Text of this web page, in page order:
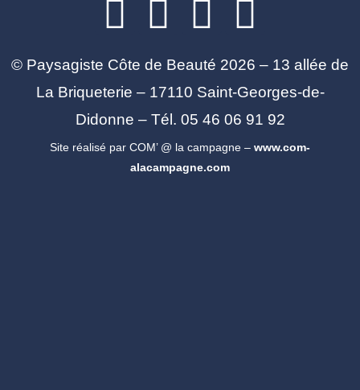
© Paysagiste Côte de Beauté 2026 – 13 allée de
La Briqueterie – 17110 Saint-Georges-de-
Didonne – Tél. 05 46 06 91 92
Site réalisé par COM’ @ la campagne – www.com-
alacampagne.com